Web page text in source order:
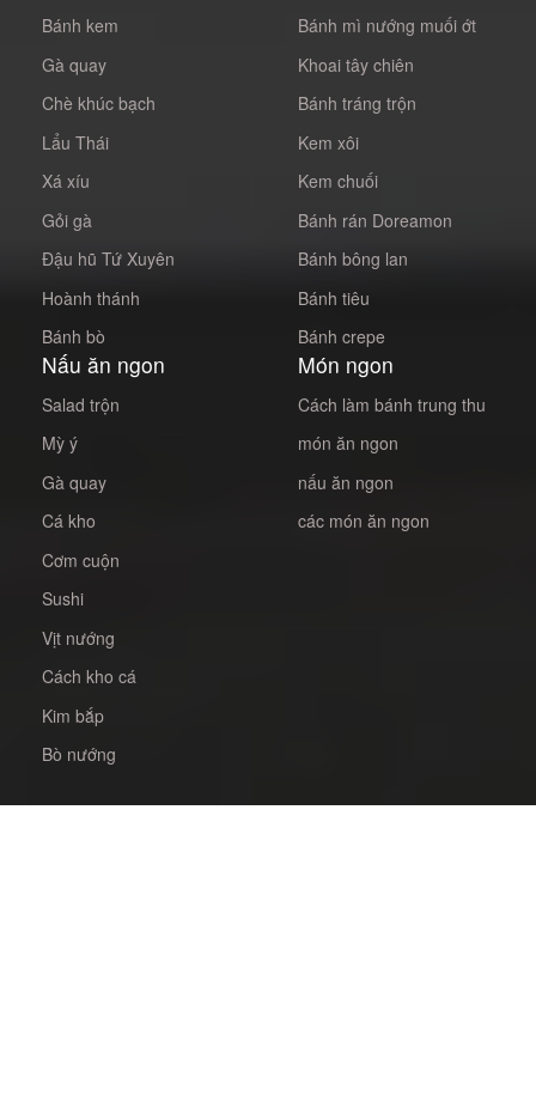
Bánh kem
Gà quay
Chè khúc bạch
Lẩu Thái
Xá xíu
Gỏi gà
Đậu hũ Tứ Xuyên
Hoành thánh
Bánh bò
Bánh mì nướng muối ớt
Khoai tây chiên
Bánh tráng trộn
Kem xôi
Kem chuối
Bánh rán Doreamon
Bánh bông lan
Bánh tiêu
Bánh crepe
Nấu ăn ngon
Salad trộn
Mỳ ý
Gà quay
Cá kho
Cơm cuộn
Sushi
Vịt nướng
Cách kho cá
Kim bắp
Bò nướng
Món ngon
Cách làm bánh trung thu
món ăn ngon
nấu ăn ngon
các món ăn ngon